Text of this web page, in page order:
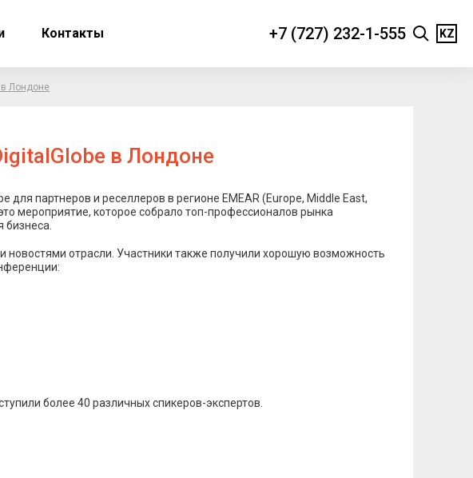
Контакты +7 (727) 232-1-555 KZ
в Лондоне
в Лондоне
партнеров и реселлеров в регионе EMEAR (Europe, Middle East,
мероприятие, которое собрало топ-профессионалов рынка
отрасли. Участники также получили хорошую возможность
более 40 различных спикеров-экспертов.